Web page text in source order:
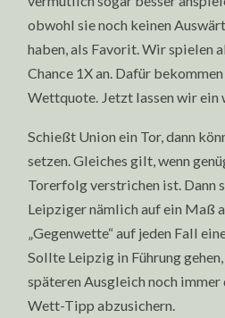
obwohl sie noch keinen
haben, als Favorit. Wir spielen
Chance 1X an. Dafür
Wettquote. Jetzt lassen wir ein
Schießt Union ein Tor, dann
setzen. Gleiches gilt, wenn
Torerfolg verstrichen ist. Dann
Leipziger nämlich auf ein Maß
„Gegenwette“ auf jeden Fall
Sollte Leipzig in Führung
späteren Ausgleich noch immer
Wett-Tipp abzusichern.